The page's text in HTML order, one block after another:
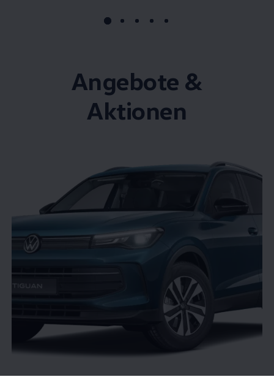
Angebote &
Aktionen